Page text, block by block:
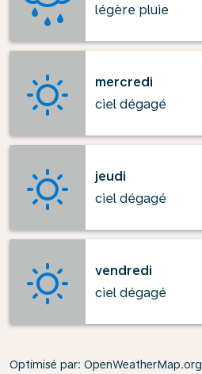
légère pluie
mercredi
ciel dégagé
jeudi
ciel dégagé
vendredi
ciel dégagé
Optimisé par: OpenWeatherMap.org